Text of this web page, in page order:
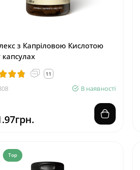
з Капріловою Кислотою
капсулах
11
В наявності
Top